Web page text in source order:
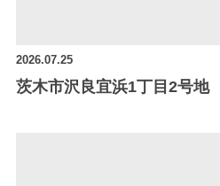
2026.07.25
茨木市沢良宜浜1丁目2号地